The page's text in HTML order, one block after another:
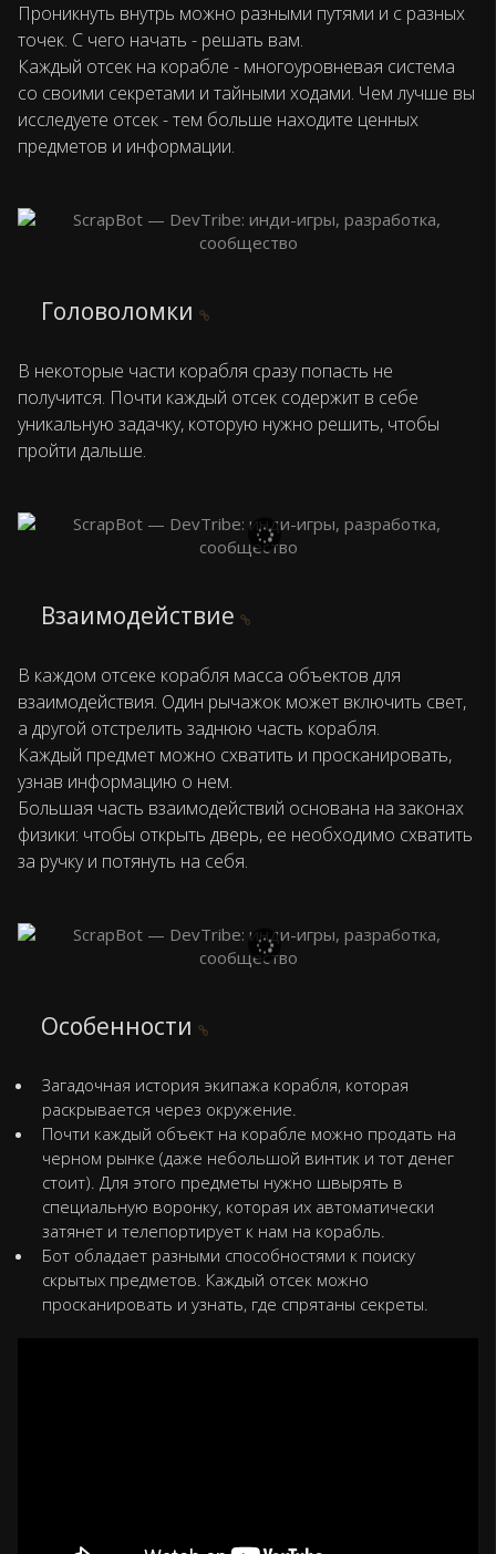
Проникнуть внутрь можно разными путями и с разных
точек. С чего начать - решать вам.
Каждый отсек на корабле - многоуровневая система
со своими секретами и тайными ходами. Чем лучше вы
исследуете отсек - тем больше находите ценных
предметов и информации.
Головоломки
В некоторые части корабля сразу попасть не
получится. Почти каждый отсек содержит в себе
уникальную задачку, которую нужно решить, чтобы
пройти дальше.
Взаимодействие
В каждом отсеке корабля масса объектов для
взаимодействия. Один рычажок может включить свет,
а другой отстрелить заднюю часть корабля.
Каждый предмет можно схватить и просканировать,
узнав информацию о нем.
Большая часть взаимодействий основана на законах
физики: чтобы открыть дверь, ее необходимо схватить
за ручку и потянуть на себя.
Особенности
Загадочная история экипажа корабля, которая
раскрывается через окружение.
Почти каждый объект на корабле можно продать на
черном рынке (даже небольшой винтик и тот денег
стоит). Для этого предметы нужно швырять в
специальную воронку, которая их автоматически
затянет и телепортирует к нам на корабль.
Бот обладает разными способностями к поиску
скрытых предметов. Каждый отсек можно
просканировать и узнать, где спрятаны секреты.